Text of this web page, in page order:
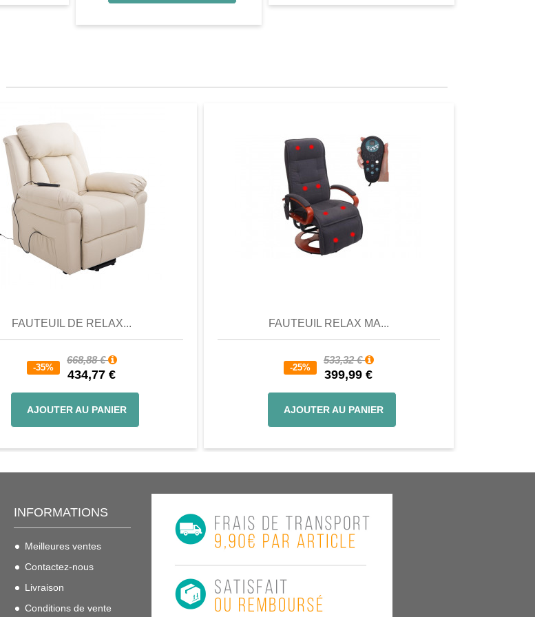
FAUTEUIL DE RELAX...
-35%
668,88 €
434,77 €
AJOUTER AU PANIER
Favori
FAUTEUIL RELAX MA...
-25%
533,32 €
399,99 €
AJOUTER AU PANIER
INFORMATIONS
Meilleures ventes
Contactez-nous
Livraison
Conditions de vente